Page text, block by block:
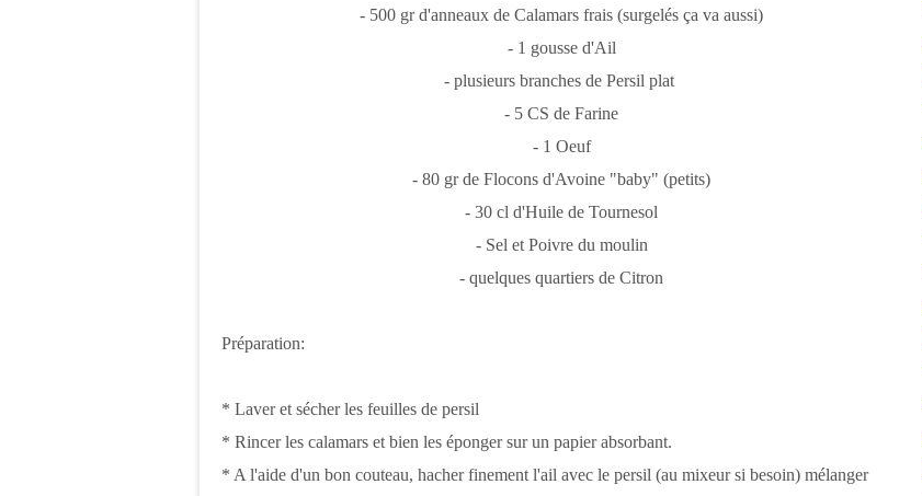
- 500 gr d'anneaux de Calamars frais (surgelés ça va aussi)
- 1 gousse d'Ail
- plusieurs branches de Persil plat
- 5 CS de Farine
- 1 Oeuf
- 80 gr de Flocons d'Avoine "baby" (petits)
- 30 cl d'Huile de Tournesol
- Sel et Poivre du moulin
- quelques quartiers de Citron
Préparation:
* Laver et sécher les feuilles de persil
* Rincer les calamars et bien les éponger sur un papier absorbant.
* A l'aide d'un bon couteau, hacher finement l'ail avec le persil (au mixeur si besoin) mélanger